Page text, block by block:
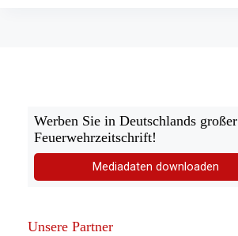
Werben Sie in Deutschlands großer
Feuerwehrzeitschrift!
Mediadaten downloaden
Unsere Partner